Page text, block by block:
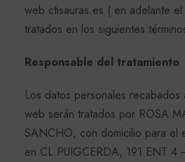
web ctisauras.es ( en adelante
tratados en los siguientes
Responsable del tratamiento
Los datos personales
web serán tratados por ROSA
SANCHO, con domicilio para el
en CL PUIGCERDA, 191 ENT